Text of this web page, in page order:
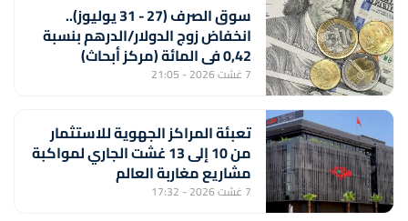
سوق الصرف (27 - 31 يوليوز)..
انخفاض زوج الدولار/الدرهم بنسبة
0,42 في المائة (مركز أبحاث)
7 غشت 2026 - 21:05
تعبئة المراكز الجهوية للاستثمار
من 10 إلى 13 غشت الجاري لمواكبة
مشاريع مغاربة العالم
7 غشت 2026 - 17:32